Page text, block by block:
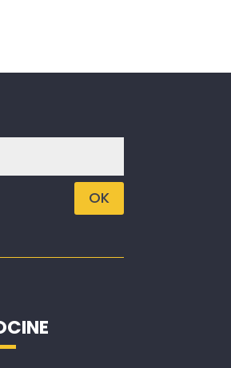
OK